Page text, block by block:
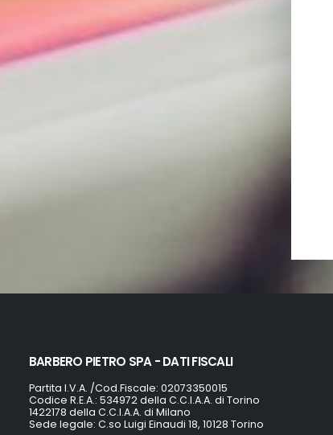
BARBERO PIETRO SPA - DATI FISCALI
Partita I.V.A. /Cod.Fiscale: 02073350015
Codice R.E.A.: 534972 della C.C.I.A.A. di Torino
1422178 della C.C.I.A.A. di Milano
Sede legale: C.so Luigi Einaudi 18, 10128 Torino